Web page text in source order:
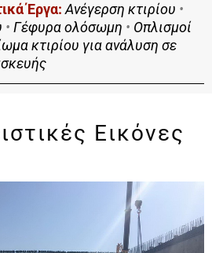
Έργα: Ανέγερση κτιρίου •
• Γέφυρα ολόσωμη • Οπλισμοί
κτιρίου για ανάλυση σε
Εικόνες